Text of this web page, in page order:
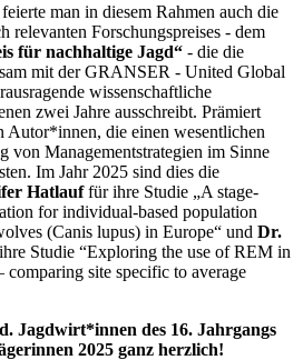
man in diesem Rahmen auch die
relevanten Forschungspreises - dem
für nachhaltige Jagd“ - die die
mit der GRANSER - United Global
wissenschaftliche
zwei Jahre ausschreibt. Prämiert
Autor*innen, die einen wesentlichen
von Managementstrategien im Sinne
Im Jahr 2025 sind dies die
Hatlauffür ihre Studie „A stage-
for individual-based population
(Canis lupus) in Europe“ und Dr.
Studie “Exploring the use of REM in
comparing site specific to average
Jagdwirt*innen des 16. Jahrgangs
2025 ganz herzlich!